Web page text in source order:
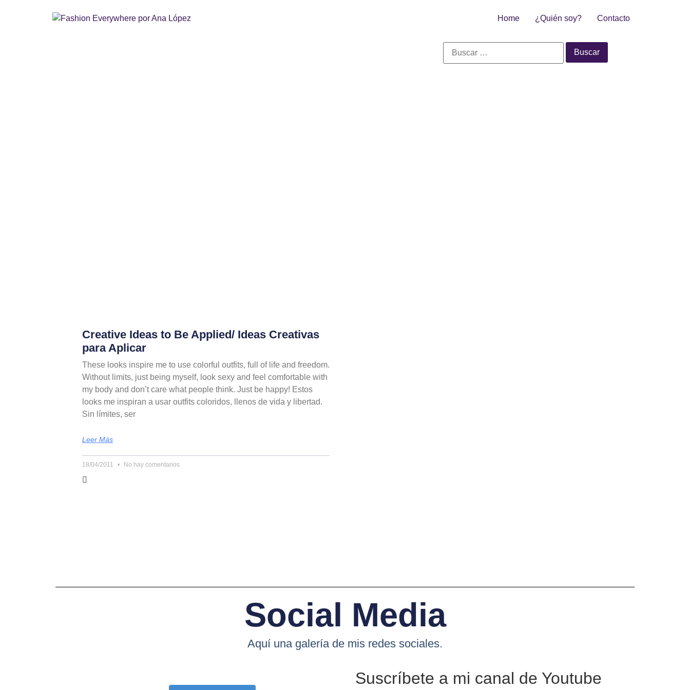
Home ¿Quién soy? Contacto
Creative Ideas to Be Applied/ Ideas Creativas
para Aplicar
These looks inspire me to use colorful outfits, full of life and freedom.
Without limits, just being myself, look sexy and feel comfortable with
my body and don’t care what people think. Just be happy! Estos
looks me inspiran a usar outfits coloridos, llenos de vida y libertad.
Sin límites, ser
Leer Más
18/04/2011 No hay comentarios
Social Media
Aquí una galería de mis redes sociales.
Suscríbete a mi canal de Youtube